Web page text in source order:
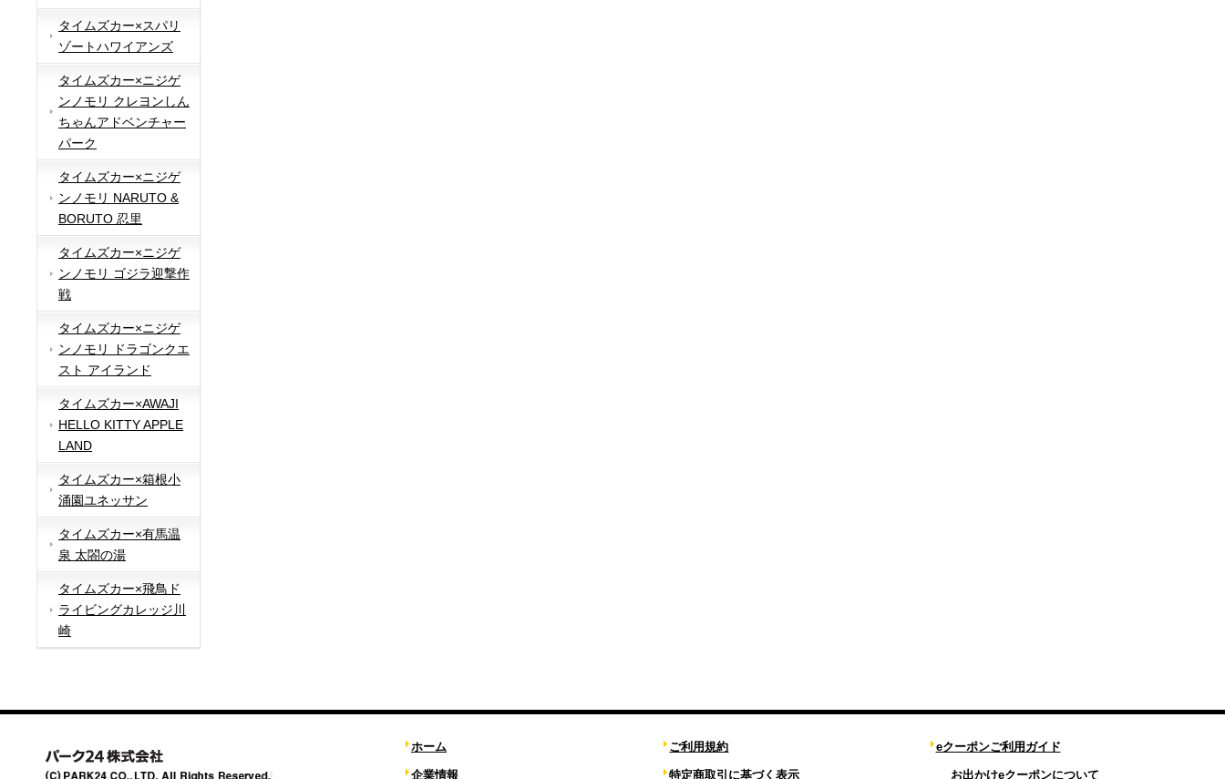
タイムズカー×スパリ
ゾートハワイアンズ
タイムズカー×ニジゲ
ンノモリ クレヨンしん
ちゃんアドベンチャー
パーク
タイムズカー×ニジゲ
ンノモリ NARUTO &
BORUTO 忍里
タイムズカー×ニジゲ
ンノモリ ゴジラ迎撃作
戦
タイムズカー×ニジゲ
ンノモリ ドラゴンクエ
スト アイランド
タイムズカー×AWAJI
HELLO KITTY APPLE
LAND
タイムズカー×箱根小
涌園ユネッサン
タイムズカー×有馬温
泉 太閤の湯
タイムズカー×飛鳥ド
ライビングカレッジ川
崎
ホーム
企業情報
ご利用規約
特定商取引に基づく表示
eクーポンご利用ガイド
お出かけeクーポンについて